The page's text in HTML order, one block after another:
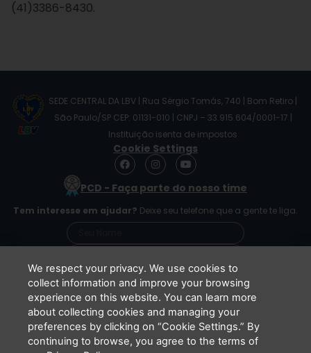
(41)3386-8430.
SEDE CENTRAL DA LBV | Rua Sérgio Tomás, 740 | Bom Retiro |
São Paulo/SP CEP: 01131-010 | CNPJ – 33.915.604/0001-17 |
Instituição isenta de impostos
Cookie Settings
F
a
e
o
o
I
n
s
t
g
r
m
Y
o
t
b
e
PCD - Faça parte do nosso time
Tem interesse em ajudar? Deixe seu telefone que a gente te liga.
Li e concordo que minhas informações serão
tratadas de acordo com oAviso de Privacidade
da LBV
ENVIAR
We respect your privacy. We use cookies to
collect information and improve your browsing
experience on this website. You can learn more
about collecting cookies and managing your
preferences by clicking on “Cookie Settings.” By
continuing to browse, you agree to the terms of